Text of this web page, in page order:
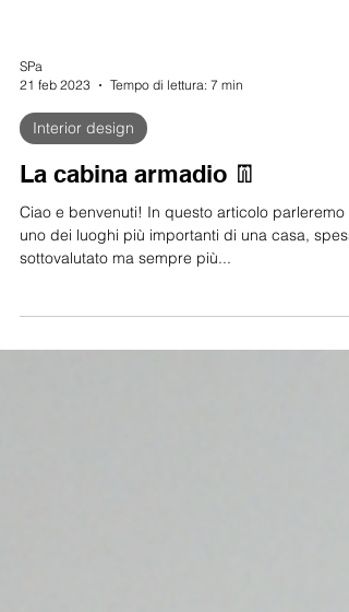
SPa
21 feb 2023
Tempo di lettura: 7 min
Interior design
La cabina armadio 👖
uno dei luoghi più importanti di una casa,